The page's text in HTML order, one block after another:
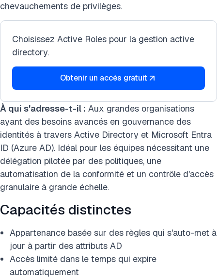
chevauchements de privilèges.
Choisissez Active Roles pour la gestion active
directory.
Obtenir un accès gratuit
À qui s'adresse-t-il : Aux grandes organisations
ayant des besoins avancés en gouvernance des
identités à travers Active Directory et Microsoft Entra
ID (Azure AD). Idéal pour les équipes nécessitant une
délégation pilotée par des politiques, une
automatisation de la conformité et un contrôle d'accès
granulaire à grande échelle.
Capacités distinctes
Appartenance basée sur des règles qui s'auto-met à
jour à partir des attributs AD
Accès limité dans le temps qui expire
automatiquement